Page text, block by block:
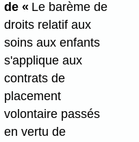
de « Le barème de
droits relatif aux
soins aux enfants
s'applique aux
contrats de
placement
volontaire passés
en vertu de